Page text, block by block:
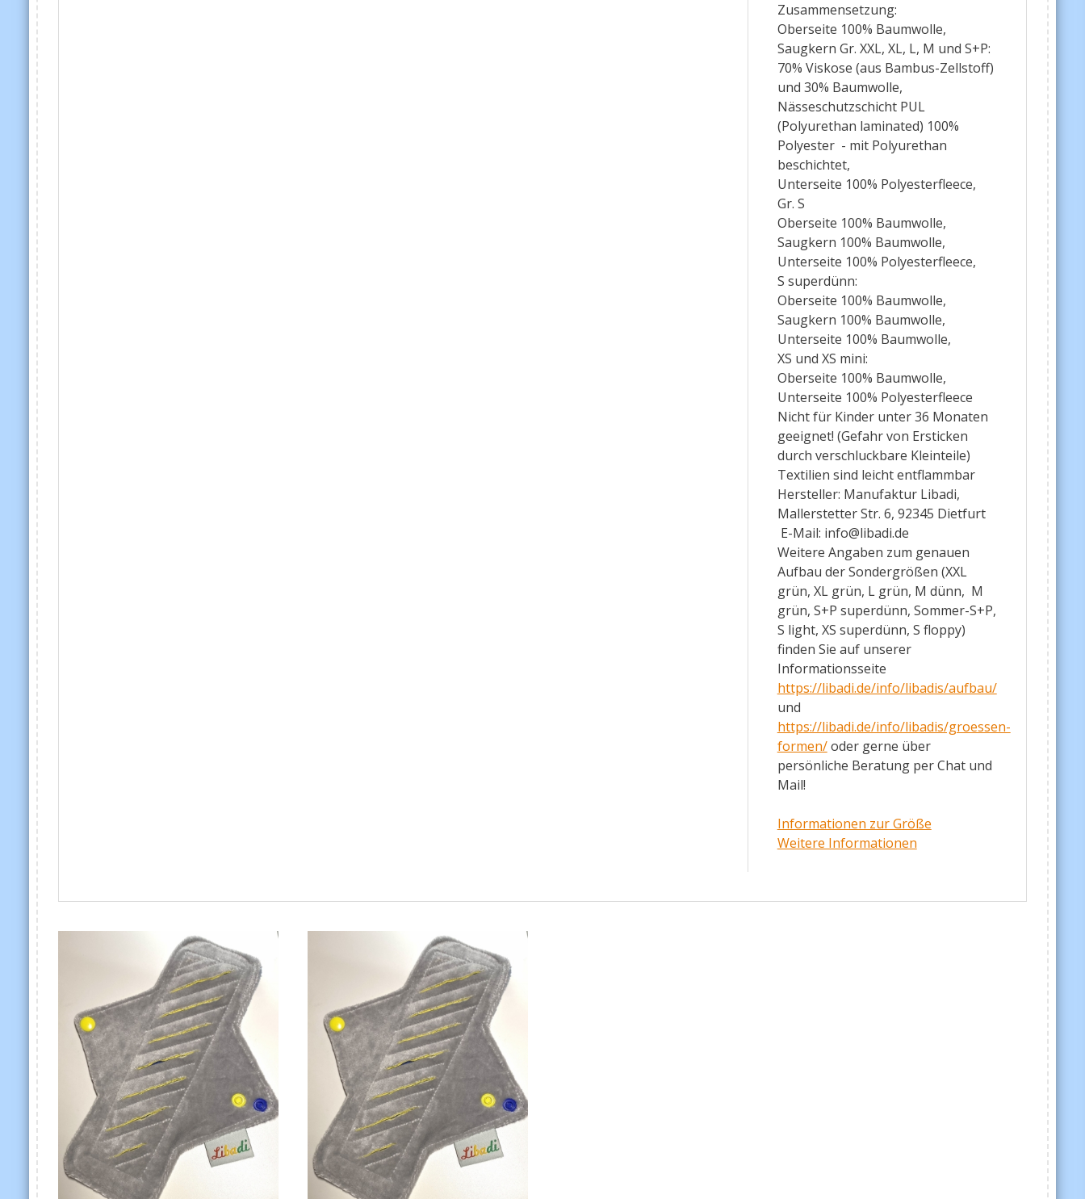
Zusammensetzung:
Oberseite 100% Baumwolle,
Saugkern Gr. XXL, XL, L, M und S+P:
70% Viskose (aus Bambus-Zellstoff)
und 30% Baumwolle,
Nässeschutzschicht PUL
(Polyurethan laminated) 100%
Polyester - mit Polyurethan
beschichtet,
Unterseite 100% Polyesterfleece,
Gr. S
Oberseite 100% Baumwolle,
Saugkern 100% Baumwolle,
Unterseite 100% Polyesterfleece,
S superdünn:
Oberseite 100% Baumwolle,
Saugkern 100% Baumwolle,
Unterseite 100% Baumwolle,
XS und XS mini:
Oberseite 100% Baumwolle,
Unterseite 100% Polyesterfleece
Nicht für Kinder unter 36 Monaten
geeignet! (Gefahr von Ersticken
durch verschluckbare Kleinteile)
Textilien sind leicht entflammbar
Hersteller: Manufaktur Libadi,
Mallerstetter Str. 6, 92345 Dietfurt
E-Mail: info@libadi.de
Weitere Angaben zum genauen
Aufbau der Sondergrößen (XXL
grün, XL grün, L grün, M dünn, M
grün, S+P superdünn, Sommer-S+P,
S light, XS superdünn, S floppy)
finden Sie auf unserer
Informationsseite
https://libadi.de/info/libadis/aufbau/
und
https://libadi.de/info/libadis/groessen-
formen/oder gerne über
persönliche Beratung per Chat und
Mail!
Informationen zur Größe
Weitere Informationen